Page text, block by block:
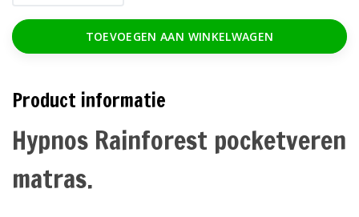
TOEVOEGEN AAN WINKELWAGEN
Product informatie
Hypnos Rainforest pocketveren
matras.